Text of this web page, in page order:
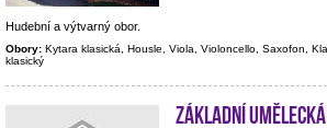
Hudební a výtvarný obor.
Obory: Kytara klasická, Housle, Viola, Violoncello, Saxofon,
klasický
Základní